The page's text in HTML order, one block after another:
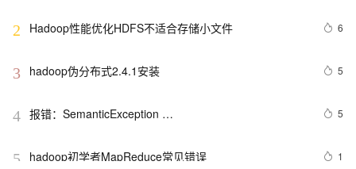
2 Hadoop性能优化HDFS不适合存储小文件 6
3 hadoop伪分布式2.4.1安装 5
4 报错：SemanticException
java.lang.RuntimeException：Un
5
5 hadoop初学者MapReduce常见错误 1